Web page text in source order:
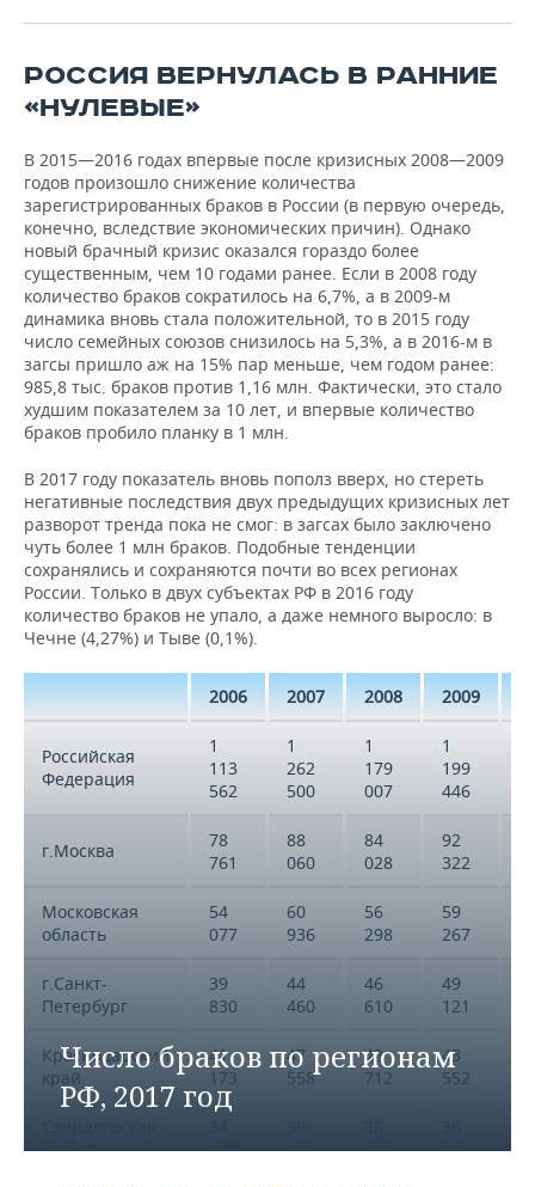
РОССИЯ ВЕРНУЛАСЬ В РАННИЕ
«НУЛЕВЫЕ»
В 2015—2016 годах впервые после кризисных 2008—2009
годов произошло снижение количества
зарегистрированных браков в России (в первую очередь,
конечно, вследствие экономических причин). Однако
новый брачный кризис оказался гораздо более
существенным, чем 10 годами ранее. Если в 2008 году
количество браков сократилось на 6,7%, а в 2009-м
динамика вновь стала положительной, то в 2015 году
число семейных союзов снизилось на 5,3%, а в 2016-м в
загсы пришло аж на 15% пар меньше, чем годом ранее:
985,8 тыс. браков против 1,16 млн. Фактически, это стало
худшим показателем за 10 лет, и впервые количество
браков пробило планку в 1 млн.
В 2017 году показатель вновь пополз вверх, но стереть
негативные последствия двух предыдущих кризисных лет
разворот тренда пока не смог: в загсах было заключено
чуть более 1 млн браков. Подобные тенденции
сохранялись и сохраняются почти во всех регионах
России. Только в двух субъектах РФ в 2016 году
количество браков не упало, а даже немного выросло: в
Чечне (4,27%) и Тыве (0,1%).
Число браков по регионам
РФ, 2017 год
2006 2007 2008 2009
Российская
Федерация
1
113
562
1
262
500
1
179
007
1
199
446
г.Москва
78
761
88
060
84
028
92
322
Московская
область
54
077
60
936
56
298
59
267
г.Санкт-
Петербург
39
830
44
460
46
610
49
121
Краснодарский
край
41
173
47
558
42
712
43
552
область
867
256
458
428